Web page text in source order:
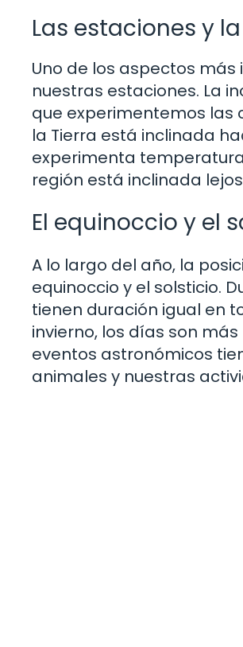
Las estaciones y
Uno de los aspectos
nuestras estaciones. La
que experimentemos las
la Tierra está inclinada
experimenta
región está inclinada
El equinoccio y el
A lo largo del año, la
equinoccio y el solsticio.
tienen duración igual en
invierno, los días son
eventos astronómicos
animales y nuestras